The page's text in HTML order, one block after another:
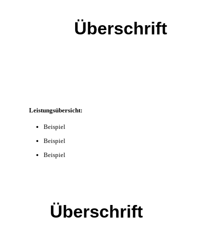
Überschrift
Leistungsübersicht:
Beispiel
Beispiel
Beispiel
Überschrift